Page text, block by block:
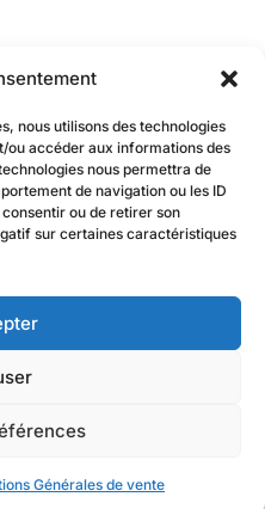
nous utilisons des technologies
ou accéder aux informations des
nous permettra de
de navigation ou les ID
ou de retirer son
sur certaines caractéristiques
Générales de vente
acceptez de recevoir par
et prenez connaissance de notre
pouvez vous désinscrire à tout
-Gestion des cookies